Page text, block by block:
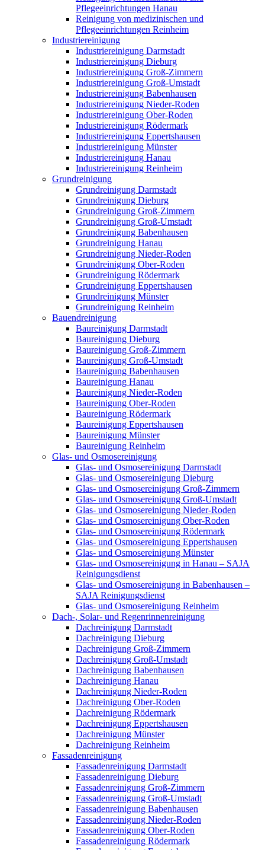
Pflegeeinrichtungen Hanau
Reinigung von medizinischen und
Pflegeeinrichtungen Reinheim
Industriereinigung
Industriereinigung Darmstadt
Industriereinigung Dieburg
Industriereinigung Groß-Zimmern
Industriereinigung Groß-Umstadt
Industriereinigung Babenhausen
Industriereinigung Nieder-Roden
Industriereinigung Ober-Roden
Industriereinigung Rödermark
Industriereinigung Eppertshausen
Industriereinigung Münster
Industriereinigung Hanau
Industriereinigung Reinheim
Grundreinigung
Grundreinigung Darmstadt
Grundreinigung Dieburg
Grundreinigung Groß-Zimmern
Grundreinigung Groß-Umstadt
Grundreinigung Babenhausen
Grundreinigung Hanau
Grundreinigung Nieder-Roden
Grundreinigung Ober-Roden
Grundreinigung Rödermark
Grundreinigung Eppertshausen
Grundreinigung Münster
Grundreinigung Reinheim
Bauendreinigung
Baureinigung Darmstadt
Baureinigung Dieburg
Baureinigung Groß-Zimmern
Baureinigung Groß-Umstadt
Baureinigung Babenhausen
Baureinigung Hanau
Baureinigung Nieder-Roden
Baureinigung Ober-Roden
Baureinigung Rödermark
Baureinigung Eppertshausen
Baureinigung Münster
Baureinigung Reinheim
Glas- und Osmosereinigung
Glas- und Osmosereinigung Darmstadt
Glas- und Osmosereinigung Dieburg
Glas- und Osmosereinigung Groß-Zimmern
Glas- und Osmosereinigung Groß-Umstadt
Glas- und Osmosereinigung Nieder-Roden
Glas- und Osmosereinigung Ober-Roden
Glas- und Osmosereinigung Rödermark
Glas- und Osmosereinigung Eppertshausen
Glas- und Osmosereinigung Münster
Glas- und Osmosereinigung in Hanau – SAJA
Reinigungsdienst
Glas- und Osmosereinigung in Babenhausen –
SAJA Reinigungsdienst
Glas- und Osmosereinigung Reinheim
Dach-, Solar- und Regenrinnenreinigung
Dachreinigung Darmstadt
Dachreinigung Dieburg
Dachreinigung Groß-Zimmern
Dachreinigung Groß-Umstadt
Dachreinigung Babenhausen
Dachreinigung Hanau
Dachreinigung Nieder-Roden
Dachreinigung Ober-Roden
Dachreinigung Rödermark
Dachreinigung Eppertshausen
Dachreinigung Münster
Dachreinigung Reinheim
Fassadenreinigung
Fassadenreinigung Darmstadt
Fassadenreinigung Dieburg
Fassadenreinigung Groß-Zimmern
Fassadenreinigung Groß-Umstadt
Fassadenreinigung Babenhausen
Fassadenreinigung Nieder-Roden
Fassadenreinigung Ober-Roden
Fassadenreinigung Rödermark